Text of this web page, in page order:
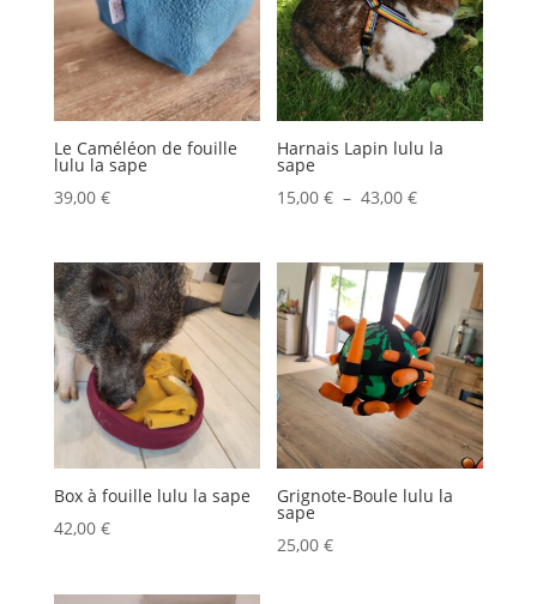
Le Caméléon de fouille
lulu la sape
39,00 €
Harnais Lapin lulu la
sape
15,00€ – 43,00€Plage
prix :
15,00 €
à
43,00 €
Box à fouille lulu la sape
42,00 €
Grignote-Boule lulu la
sape
25,00€